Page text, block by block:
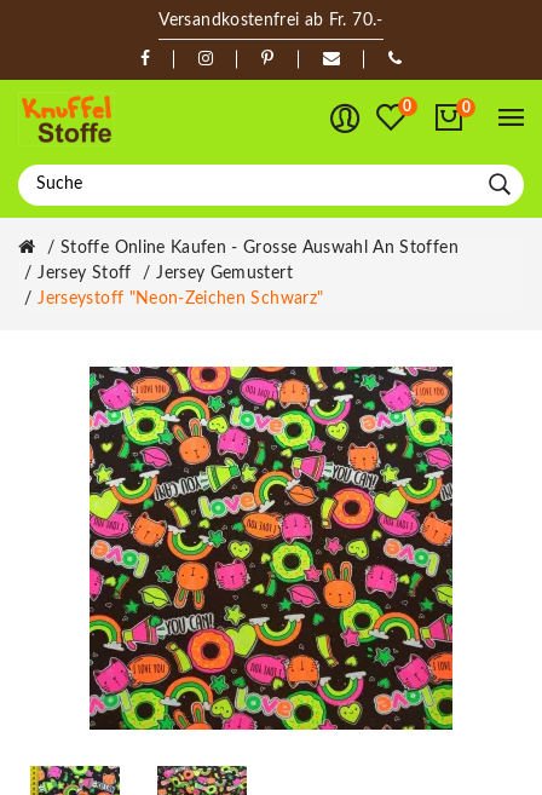
Versandkostenfrei ab Fr. 70.-
0 0
Stoffe Online Kaufen - Grosse Auswahl An Stoffen
Jersey Stoff
Jersey Gemustert
Jerseystoff "Neon-Zeichen Schwarz"